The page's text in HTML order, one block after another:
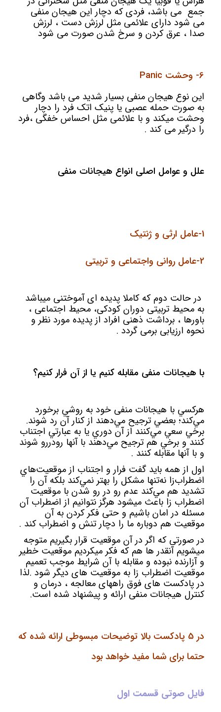
جمع می باشد، فردی که دچار این هیجان منفی
می شود دارای علائمی مثل لرزش دست ، لرزش
صدا ، عرق کردن و سرخ شدن صورت می شود
6- وحشت Panic
این نوع هیجان منفی بسیار شدید می باشد وگاهی
به صورت حمله عصبی یا پنیک اتک فرد را دچار
وحشت میکند و با علائمی مثل احساس خفگی ،فرد
را درگیر می کند .
علل و عوامل اصلی انواع هیجانات منفی
1-عامل ارثی و ژنتیک
2-عامل روانی واجتماعی و تربیتی
در حالت دوم که کاملا پدیده ای آموختنی میباشد
به محیط تربیتی دوران کودکی، محیط اجتماعی ،
باورها ، برداشت ذهنی افراد از پدیده مورد نظر و
نحوه ارزیابی برمی گردد .
با هیجانات منفی مقابله کنيم يا از آن فرار کنيم؟
هرکسي با هیجانات منفی خود به روشي برخورد
مي‌کند؛ بعضي ترجيح مي‌دهند از کنار آن رد شوند.
برخي سعي مي‌کنند از آن دوري يا به عبارتي اجتناب
کنند و برخي هم ترجيح مي‌دهند با آنها رودررو شوند
و با آنها مقابله کنند .
اول از همه بايد گفت فرار و اجتناب از موقعيت‌هاي
اضطراب‌زا نه‌تنها مشکل را بهتر نمي‌کند بلکه آن را
تشديد هم مي‌کند عدم رو در رو شدن با موقعیت
اضطراب زا باعث میشود هرگز نتوانیم از اضطراب آن
مسئله در امان باشیم و حتی فکر کردن به آن
موقعیت هم دوباره ما را دچار تنش و اضطراب کند .
در صورتی که اگر در آن موقعیت قرار بگیریم متوجه
میشویم آنقدر ها هم که فکر میکردیم موقعیت خطیر
و آزارنده نبوده و مقابله با آن شرایط موجب تعمیم
موقعیت اضطراب زا به موقعیت های دیگر شود .لذا
در پادکست های فوق راههای معالجه ، درمان و
کنترل هیجانات منفی ارائه و پیشنهاد شده است.
در 5 پادکست بالا توضیحات مبسوطی ارائه شده که
حتما برای شما مفید خواهد بود
فایل صوتی قسمت اول